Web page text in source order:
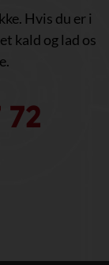
Hvis du er i
kald og lad os